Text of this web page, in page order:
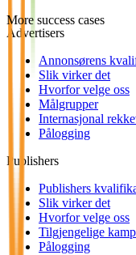
More success cases
Advertisers
Annonsørens
Slik virker det
Hvorfor velge oss
Målgrupper
Internasjonal
Pålogging
Publishers
Publishers
Slik virker det
Hvorfor velge oss
Tilgjengelige
Pålogging